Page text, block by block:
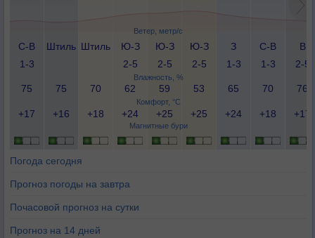
Ветер, метр/с
Влажность, %
Комфорт, °C
Магнитные бури
С-В
1-3
Штиль Штиль
Ю-З
2-5
Ю-З
2-5
Ю-З
2-5
З
1-3
С-В
1-3
В
2-5
75 75 70 62 59 53 65 70 76
+17 +16 +18 +24 +25 +25 +24 +18 +17
Погода сегодня
Прогноз погоды на завтра
Почасовой прогноз на сутки
Прогноз на 14 дней